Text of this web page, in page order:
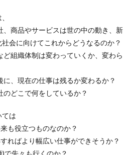
商品やサービスは世の中の動き、新
会に向けてこれからどうなるのか？
組織体制は変わっていくか、変わら
、現在の仕事は残るか変わるか？
どこで何をしているか？
ては
も役立つものなのか？
ればより幅広い仕事ができそうか？
で先々も行くのか？